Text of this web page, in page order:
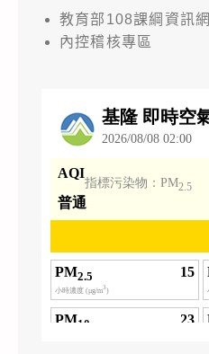
教育部108課綱資訊網
內控稽核專區